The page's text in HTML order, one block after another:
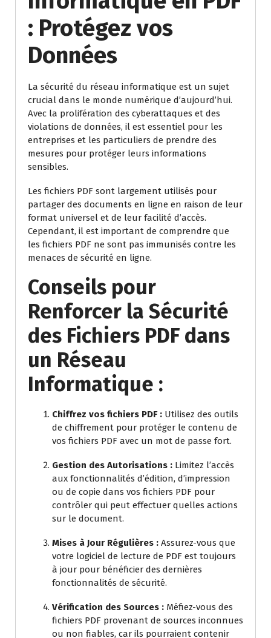
: Protégez vos
Données
La sécurité du réseau informatique est un sujet
crucial dans le monde numérique d’aujourd’hui.
Avec la prolifération des cyberattaques et des
violations de données, il est essentiel pour les
entreprises et les particuliers de prendre des
mesures pour protéger leurs informations
sensibles.
Les fichiers PDF sont largement utilisés pour
partager des documents en ligne en raison de leur
format universel et de leur facilité d’accès.
Cependant, il est important de comprendre que
les fichiers PDF ne sont pas immunisés contre les
menaces de sécurité en ligne.
Conseils pour
Renforcer la Sécurité
des Fichiers PDF dans
un Réseau
Informatique :
Chiffrez vos fichiers PDF : Utilisez des outils
de chiffrement pour protéger le contenu de
vos fichiers PDF avec un mot de passe fort.
Gestion des Autorisations : Limitez l’accès
aux fonctionnalités d’édition, d’impression
ou de copie dans vos fichiers PDF pour
contrôler qui peut effectuer quelles actions
sur le document.
Mises à Jour Régulières : Assurez-vous que
votre logiciel de lecture de PDF est toujours
à jour pour bénéficier des dernières
fonctionnalités de sécurité.
Vérification des Sources : Méfiez-vous des
fichiers PDF provenant de sources inconnues
ou non fiables, car ils pourraient contenir